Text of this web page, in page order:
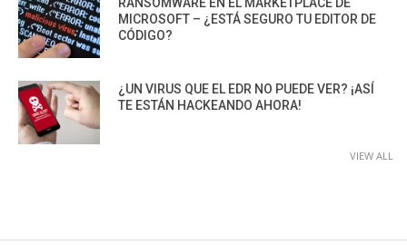
MICROSOFT – ¿ESTÁ SEGURO TU EDITOR DE
CÓDIGO?
¿UN VIRUS QUE EL EDR NO PUEDE VER? ¡ASÍ
TE ESTÁN HACKEANDO AHORA!
VIEW ALL